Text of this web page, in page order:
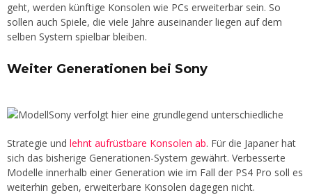
geht, werden künftige Konsolen wie PCs erweiterbar sein. So
sollen auch Spiele, die viele Jahre auseinander liegen auf dem
selben System spielbar bleiben.
Weiter Generationen bei Sony
Sony verfolgt hier eine grundlegend unterschiedliche
Strategie und lehnt aufrüstbare Konsolen ab. Für die Japaner hat
sich das bisherige Generationen-System gewährt. Verbesserte
Modelle innerhalb einer Generation wie im Fall der PS4 Pro soll es
weiterhin geben, erweiterbare Konsolen dagegen nicht.